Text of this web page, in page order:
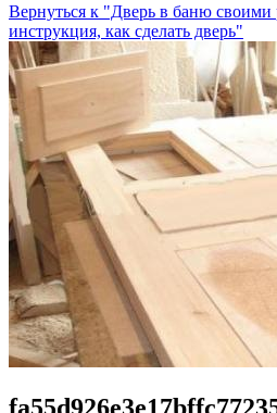
Вернуться к "Дверь в баню своими
инструкция, как сделать дверь"